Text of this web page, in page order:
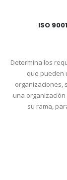
ISO
Determina los
que pueden
organizaciones,
una
su rama,